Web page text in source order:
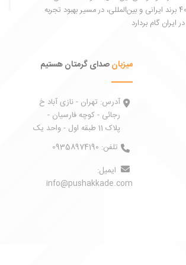
همکاری با بیش از 400 برند ایرانی و بین‌المللی، در مسیر بهبود تجربه
میزبانصدای گرمتان هستیم
آدرس: تهران - نازی آباد خ
رجائی - کوچه فارسیان -
پلاک 11 طبقه اول - واحد یک
تلفن: 09358974190
ایمیل:
info@pushakkade.com